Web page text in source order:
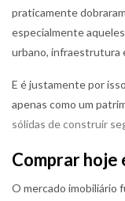
praticamente
especialmente
urbano, infraestrutura
E é justamente por
apenas como um
sólidas de construir
Comprar hoje
O mercado imobiliário